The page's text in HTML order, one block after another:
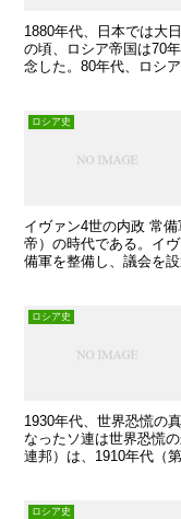
1880年代、日本では大
の頃、ロシア帝国は70
念した。80年代、ロシ
ロシア史
イヴァン4世の内政 常
帝）の時代である。イ
備軍を整備し、議会を
ロシア史
1930年代、世界恐慌の
なったソ連は世界恐慌
連邦）は、1910年代（
ロシア史